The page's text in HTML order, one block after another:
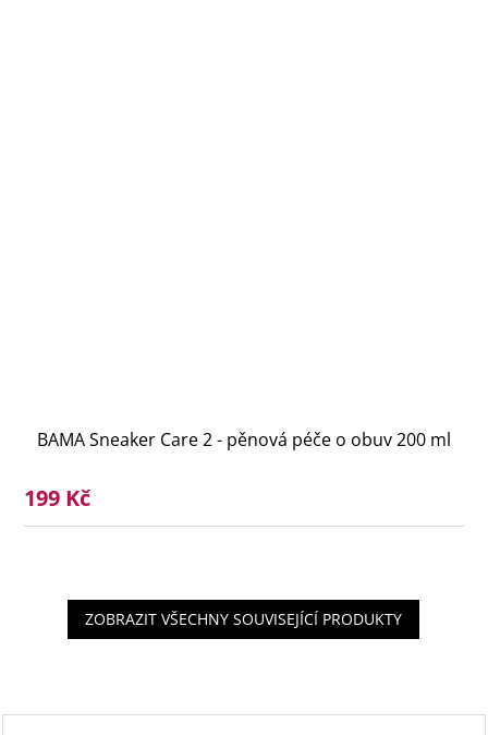
BAMA Sneaker Care 2 - pěnová péče o obuv 200 ml
199 Kč
ZOBRAZIT VŠECHNY SOUVISEJÍCÍ PRODUKTY